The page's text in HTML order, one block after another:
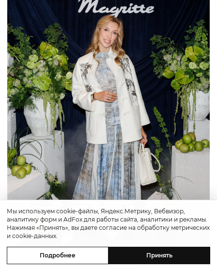
Полина Репик
Мы используем cookie-файлы, Яндекс.Метрику, Вебвизор,
аналитику форм и AdFox для работы сайта, аналитики и рекламы.
Нажимая «Принять», вы даете согласие на обработку метрических
и cookie-данных.
Подробнее Принять